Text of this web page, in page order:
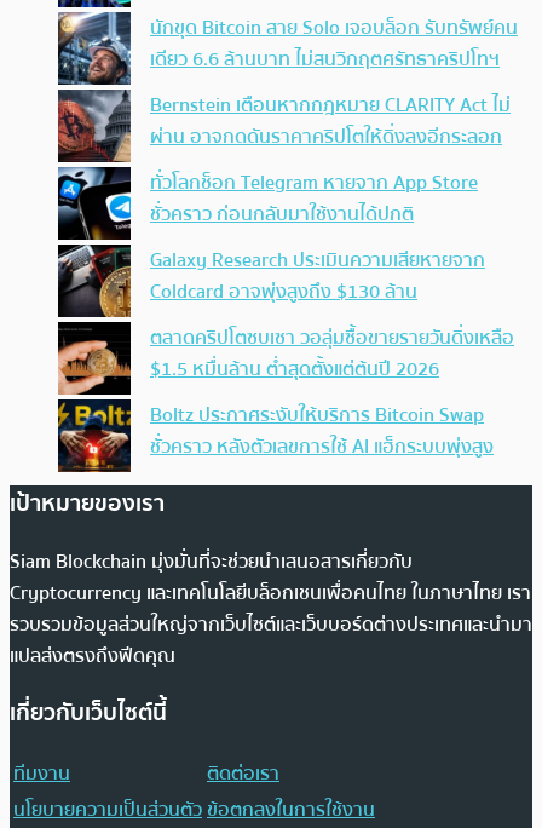
นักขุด Bitcoin สาย Solo เจอบล็อก รับทรัพย์คน
เดียว 6.6 ล้านบาท ไม่สนวิกฤตศรัทธาคริปโทฯ
Bernstein เตือนหากกฎหมาย CLARITY Act ไม่
ผ่าน อาจกดดันราคาคริปโตให้ดิ่งลงอีกระลอก
ทั่วโลกช็อก Telegram หายจาก App Store
ชั่วคราว ก่อนกลับมาใช้งานได้ปกติ
Galaxy Research ประเมินความเสียหายจาก
Coldcard อาจพุ่งสูงถึง $130 ล้าน
ตลาดคริปโตซบเซา วอลุ่มซื้อขายรายวันดิ่งเหลือ
$1.5 หมื่นล้าน ต่ำสุดตั้งแต่ต้นปี 2026
Boltz ประกาศระงับให้บริการ Bitcoin Swap
ชั่วคราว หลังตัวเลขการใช้ AI แฮ็กระบบพุ่งสูง
เป้าหมายของเรา
Siam Blockchain มุ่งมั่นที่จะช่วยนำเสนอสารเกี่ยวกับ
Cryptocurrency และเทคโนโลยีบล็อกเชนเพื่อคนไทย ในภาษาไทย เรา
รวบรวมข้อมูลส่วนใหญ่จากเว็บไซต์และเว็บบอร์ดต่างประเทศและนำมา
แปลส่งตรงถึงฟีดคุณ
เกี่ยวกับเว็บไซต์นี้
ทีมงาน
ติดต่อเรา
นโยบายความเป็นส่วนตัวข้อตกลงในการใช้งาน